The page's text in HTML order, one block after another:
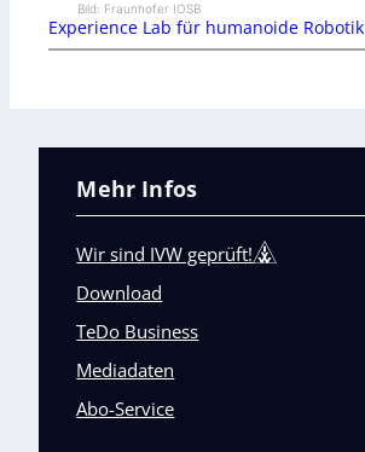
Bild: Fraunhofer IOSB
Experience Lab für humanoide Robotik
Mehr Infos
Wir sind IVW geprüft!
Download
TeDo Business
Mediadaten
Abo-Service